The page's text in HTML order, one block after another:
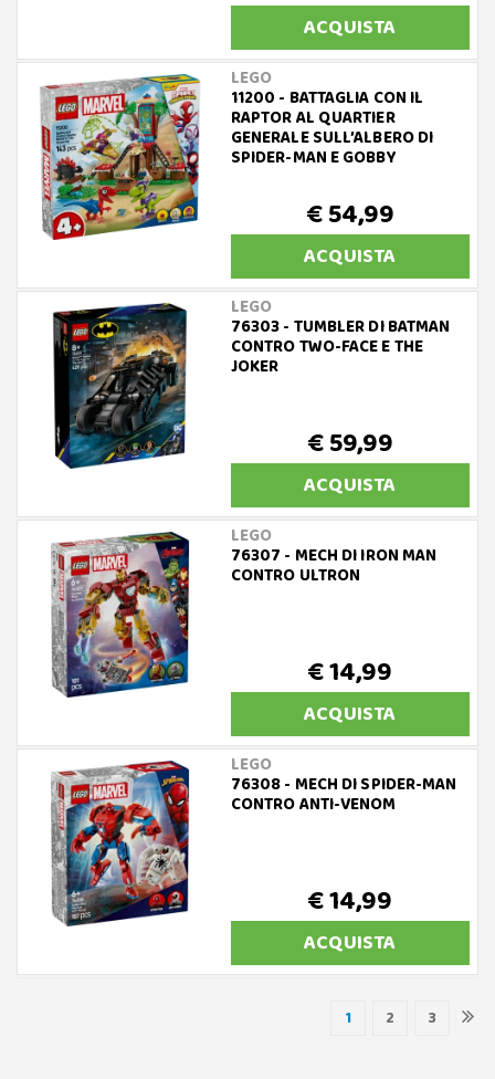
ACQUISTA
LEGO
11200 - BATTAGLIA CON IL
RAPTOR AL QUARTIER
GENERALE SULL’ALBERO DI
SPIDER-MAN E GOBBY
€ 54,99
ACQUISTA
LEGO
76303 - TUMBLER DI BATMAN
CONTRO TWO-FACE E THE
JOKER
€ 59,99
ACQUISTA
LEGO
76307 - MECH DI IRON MAN
CONTRO ULTRON
€ 14,99
ACQUISTA
LEGO
76308 - MECH DI SPIDER-MAN
CONTRO ANTI-VENOM
€ 14,99
ACQUISTA
1 2 3